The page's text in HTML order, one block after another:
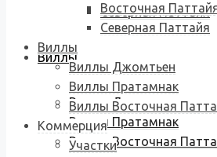
Северная Паттайя
Виллы
Виллы Джомтьен
Виллы Пратамнак
Виллы Восточная
Восточная
Северная Паттайя
Виллы
Виллы Джомтьен
Виллы Пратамнак
Виллы Восточная
Коммерция
Участки